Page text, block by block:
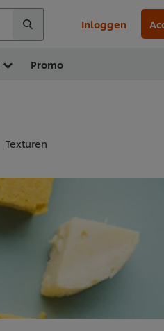
Inloggen
Promo
Texturen